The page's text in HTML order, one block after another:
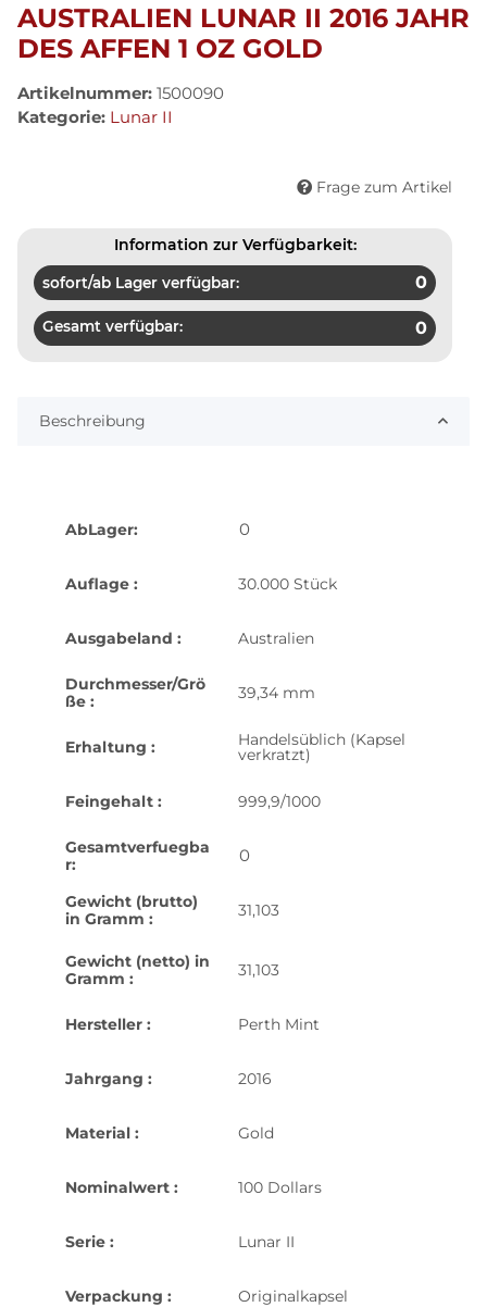
AUSTRALIEN LUNAR II 2016 JAHR
DES AFFEN 1 OZ GOLD
Artikelnummer: 1500090
Kategorie: Lunar II
Frage zum Artikel
Information zur Verfügbarkeit:
sofort/ab Lager verfügbar: 0
Gesamt verfügbar: 0
Beschreibung
AbLager: 0
Auflage : 30.000 Stück
Ausgabeland : Australien
Durchmesser/Grö
ße :
39,34 mm
Erhaltung : Handelsüblich (Kapsel
verkratzt)
Feingehalt : 999,9/1000
Gesamtverfuegba
r:
0
Gewicht (brutto)
in Gramm :
31,103
Gewicht (netto) in
Gramm :
31,103
Hersteller : Perth Mint
Jahrgang : 2016
Material : Gold
Nominalwert : 100 Dollars
Serie : Lunar II
Verpackung : Originalkapsel